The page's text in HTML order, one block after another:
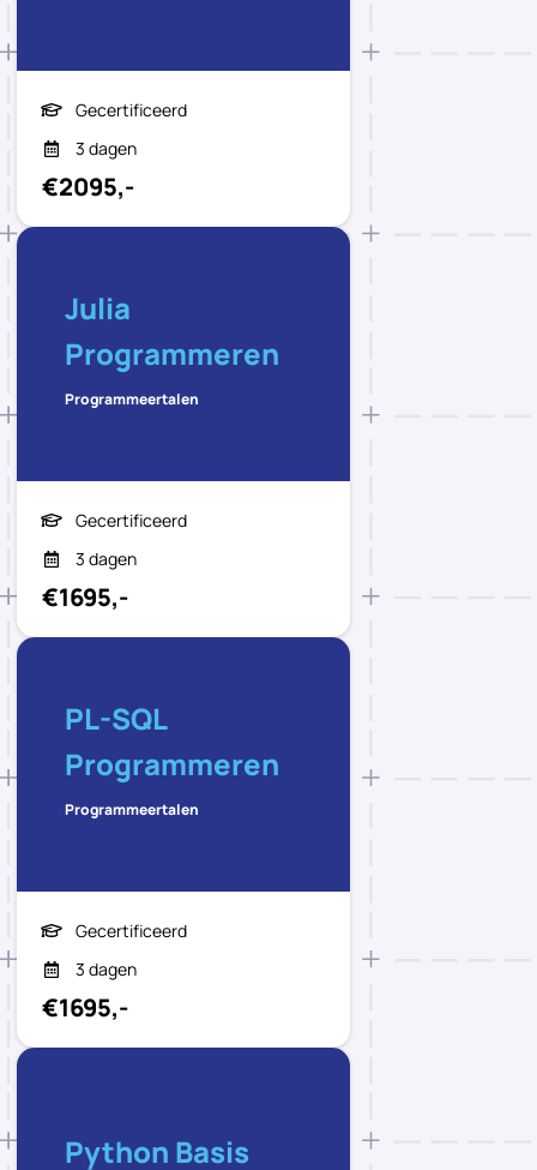
Gecertificeerd
3 dagen
€2095,-
Julia
Programmeren
Programmeertalen
Gecertificeerd
3 dagen
€1695,-
PL-SQL
Programmeren
Programmeertalen
Gecertificeerd
3 dagen
€1695,-
Python Basis